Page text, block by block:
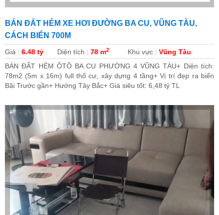
BÁN ĐẤT HẺM XE HƠI ĐƯỜNG BA CU, VŨNG TÀU,
CÁCH BIỂN 700M
Giá : 6.48 tỷ Diện tích : 78 m2 Khu vực : Vũng Tàu
BÁN ĐẤT HẺM ÔTÔ BA CU PHƯỜNG 4 VŨNG TÀU+ Diện tích:
78m2 (5m x 16m) full thổ cư, xây dựng 4 tầng+ Vị trí đẹp ra biển
Bãi Trước gần+ Hướng Tây Bắc+ Giá siêu tốt: 6,48 tỷ TL